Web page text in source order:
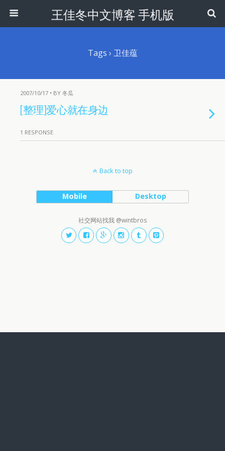
王佳冬中文博客 手机版
Tags › 卫佳蕴
2007/10/17 • BY 冬瓜
[整理]爱心就在身边
1 RESPONSE
Back to top
Mobile Desktop
社交网站找我 @wintbros